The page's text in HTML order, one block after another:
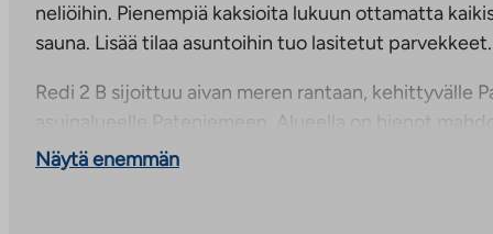
neliöihin. Pienempiä kaksioita lukuun ottamatta
sauna. Lisää tilaa asuntoihin tuo lasitetut parvekkeet.
Redi 2 B sijoittuu aivan meren rantaan, kehittyvälle
asuinalueelle Pateniemeen. Alueella on hienot
merellisestä luonnosta ja harrastusmahdollisuuksista
Näytä enemmän